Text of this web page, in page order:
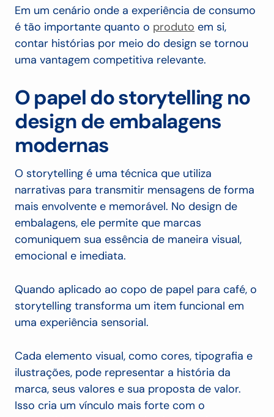
Em um cenário onde a experiência de consumo
é tão importante quanto o produto em si,
contar histórias por meio do design se tornou
uma vantagem competitiva relevante.
O papel do storytelling no
design de embalagens
modernas
O storytelling é uma técnica que utiliza
narrativas para transmitir mensagens de forma
mais envolvente e memorável. No design de
embalagens, ele permite que marcas
comuniquem sua essência de maneira visual,
emocional e imediata.
Quando aplicado ao copo de papel para café, o
storytelling transforma um item funcional em
uma experiência sensorial.
Cada elemento visual, como cores, tipografia e
ilustrações, pode representar a história da
marca, seus valores e sua proposta de valor.
Isso cria um vínculo mais forte com o